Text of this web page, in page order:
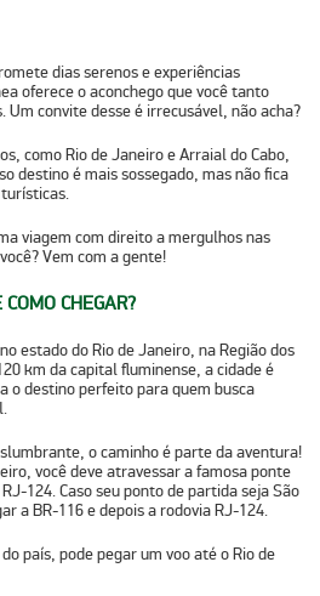
dias serenos e experiências
oferece o aconchego que você tanto
Um convite desse é irrecusável, não acha?
como Rio de Janeiro e Arraial do Cabo,
destino é mais sossegado, mas não fica
viagem com direito a mergulhos nas
Vem com a gente!
CHEGAR?
estado do Rio de Janeiro, na Região dos
km da capital fluminense, a cidade é
o destino perfeito para quem busca
o caminho é parte da aventura!
você deve atravessar a famosa ponte
124. Caso seu ponto de partida seja São
a BR-116 e depois a rodovia RJ-124.
país, pode pegar um voo até o Rio de